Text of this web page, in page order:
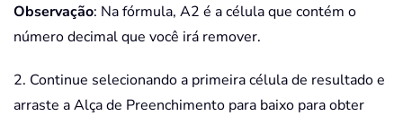
Observação: Na fórmula, A2 é a célula que contém o
número decimal que você irá remover.
2. Continue selecionando a primeira célula de resultado e
arraste a Alça de Preenchimento para baixo para obter